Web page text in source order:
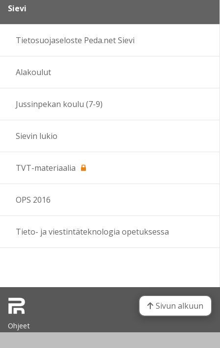
12:00
13:00
14:00
15:00
16:00
19:00
20:00
22:00
Sievi
Tietosuojaseloste Peda.net Sievi
Alakoulut
Jussinpekan koulu (7-9)
Sievin lukio
TVT-materiaalia
OPS 2016
Tieto- ja viestintäteknologia opetuksessa
Ohjeet
Sivun alkuun